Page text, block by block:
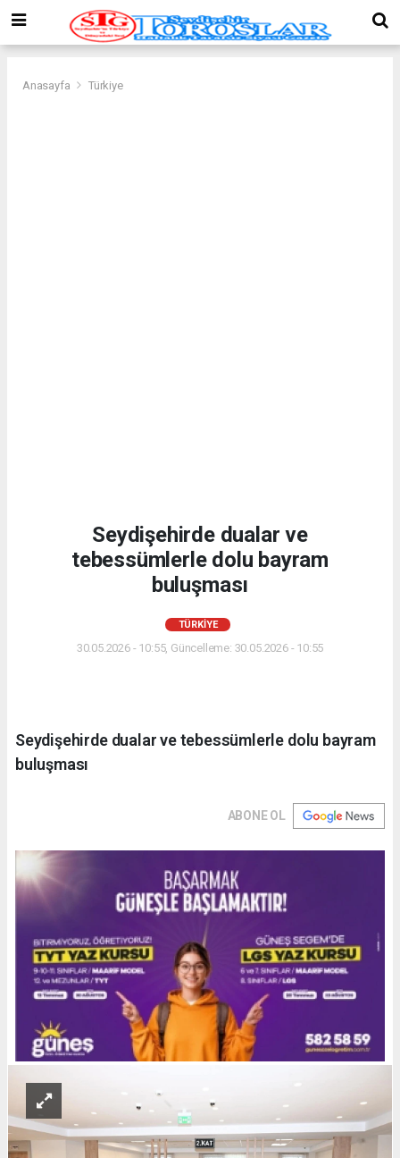
Anasayfa Türkiye
Seydişehirde dualar ve
tebessümlerle dolu bayram
buluşması
TÜRKIYE
30.05.2026 - 10:55, Güncelleme: 30.05.2026 - 10:55
Seydişehirde dualar ve tebessümlerle dolu bayram
buluşması
ABONE OL